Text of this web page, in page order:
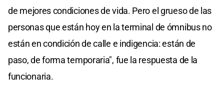
de mejores condiciones de vida. Pero el grueso de las
personas que están hoy en la terminal de ómnibus no
están en condición de calle e indigencia: están de
paso, de forma temporaria", fue la respuesta de la
funcionaria.